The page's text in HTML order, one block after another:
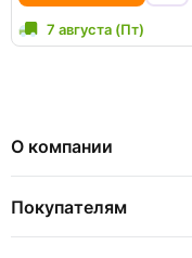
7 августа (Пт)
О компании
Покупателям